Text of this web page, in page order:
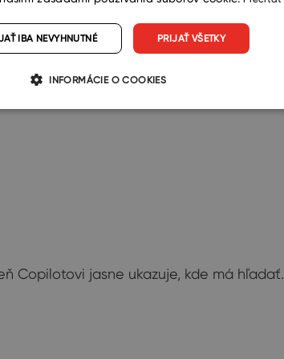
osobných zvykoch.
Copilotovi jasne ukazuje, kde má hľadať.
PRIJAŤ VŠETKY
IBA NEVYHNUTNÉ
INFORMÁCIE O COOKIES